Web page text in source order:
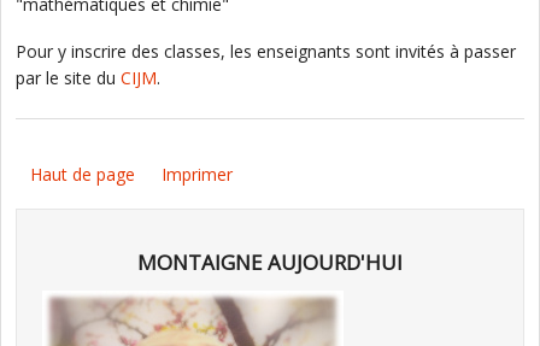
Pour y inscrire des classes, les enseignants sont invités à passer
par le site du CIJM.
Haut de page Imprimer
MONTAIGNE AUJOURD'HUI